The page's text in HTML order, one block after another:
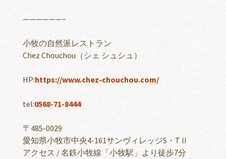
——————–
小牧の自然派レストラン
Chez Chouchou（シェ シュシュ）
HP:https://www.chez-chouchou.com/
tel:0568-71-8444
〒485-0029
愛知県小牧市中央4-161サンヴィレッジS・TⅡ
アクセス / 名鉄小牧線「小牧駅」より徒歩7分